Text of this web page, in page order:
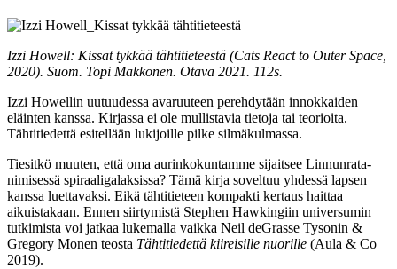
Izzi Howell: Kissat tykkää tähtitieteestä (Cats React to Outer Space,
2020). Suom. Topi Makkonen. Otava 2021. 112s.
Izzi Howellin uutuudessa avaruuteen perehdytään innokkaiden
eläinten kanssa. Kirjassa ei ole mullistavia tietoja tai teorioita.
Tähtitiedettä esitellään lukijoille pilke silmäkulmassa.
Tiesitkö muuten, että oma aurinkokuntamme sijaitsee Linnunrata-
nimisessä spiraaligalaksissa? Tämä kirja soveltuu yhdessä lapsen
kanssa luettavaksi. Eikä tähtitieteen kompakti kertaus haittaa
aikuistakaan. Ennen siirtymistä Stephen Hawkingiin universumin
tutkimista voi jatkaa lukemalla vaikka Neil deGrasse Tysonin &
Gregory Monen teosta Tähtitiedettä kiireisille nuorille (Aula & Co
2019).